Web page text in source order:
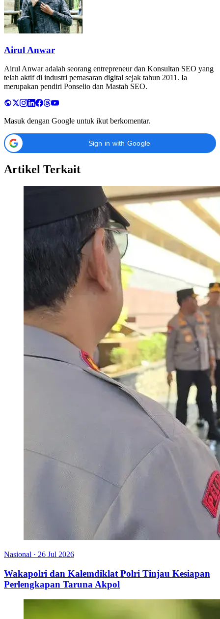
Airul Anwar
Airul Anwar adalah seorang entrepreneur dan Konsultan SEO yang
telah aktif di industri pemasaran digital sejak tahun 2011. Ia
merupakan pendiri Ponselio dan Mastah SEO.
Masuk dengan Google untuk ikut berkomentar.
Sign in with Google
Artikel Terkait
Nasional · 26 Jul 2026
Wakapolri dan Kalemdiklat Polri Tinjau Kesiapan
Perlengkapan Taruna Akpol